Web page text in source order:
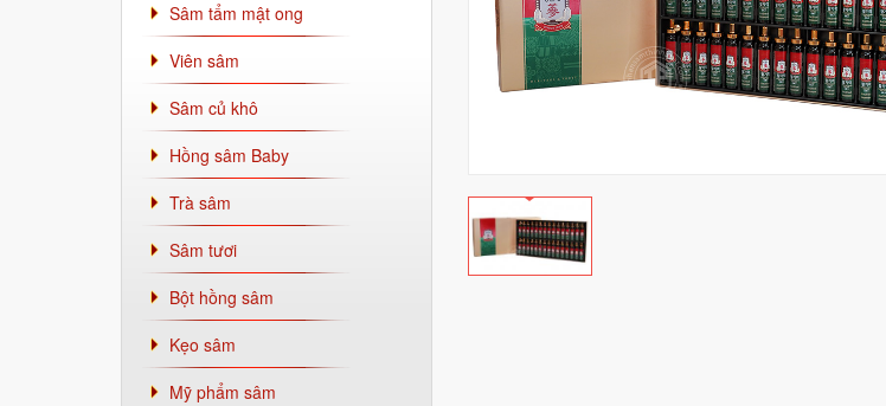
Sâm tẩm mật ong
Viên sâm
Sâm củ khô
Hồng sâm Baby
Trà sâm
Sâm tươi
Bột hồng sâm
Kẹo sâm
Mỹ phẩm sâm